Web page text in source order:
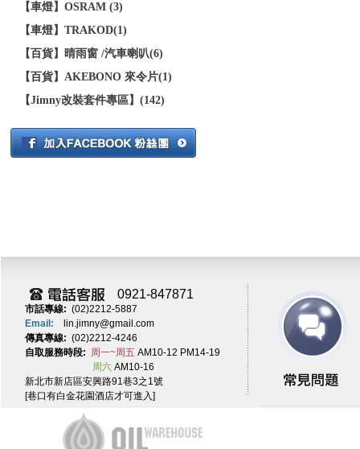
【車燈】OSRAM (3)
【車燈】TRAKOD(1)
【百貨】晴雨窗 /汽車喇叭(6)
【百貨】AKEBONO 來令片(1)
【Jimny改裝套件專區】(142)
0921-847871
市話專線: (02)2212-5887
Email: lin.jimny@gmail.com
傳真專線: (02)2212-4246
自取服務時段: 周一~周五 AM10-12 PM14-19
周六 AM10-16
新北市新店區安興路91巷3之1號
[巷口有白金花園酒店才可進入]